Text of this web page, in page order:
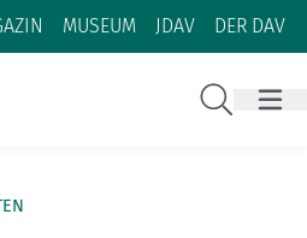
Zum Inhalt
Zur Footer-Navigation
MUSEUM JDAV DER DAV